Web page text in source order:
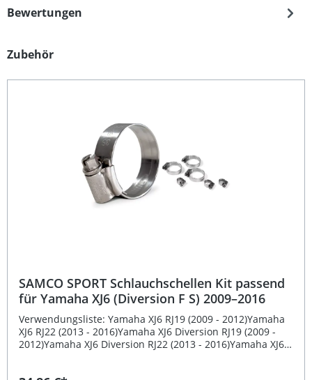
Bewertungen
Produktgalerie überspringen
Zubehör
SAMCO SPORT Schlauchschellen Kit passend
für Yamaha XJ6 (Diversion F S) 2009–2016
Verwendungsliste: Yamaha XJ6 RJ19 (2009 - 2012)Yamaha
XJ6 RJ22 (2013 - 2016)Yamaha XJ6 Diversion RJ19 (2009 -
2012)Yamaha XJ6 Diversion RJ22 (2013 - 2016)Yamaha XJ6